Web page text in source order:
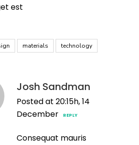
est
materials technology
Josh Sandman
Posted at 20:15h, 14
December
REPLY
Consequat mauris